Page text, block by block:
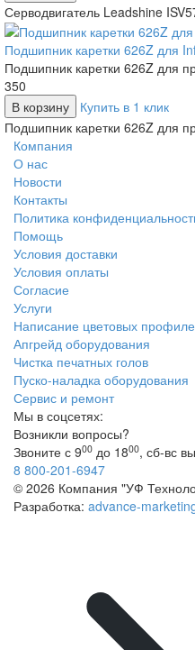
Серводвигатель Leadshine
Подшипник каретки 626Z для
Подшипник каретки 626Z для
350
В корзину
Купить в 1 клик
Подшипник каретки 626Z для
Компания
О нас
Новости
Контакты
Политика
Помощь
Условия доставки
Условия оплаты
Согласие
Услуги
Написание цветовых
Апгрейд оборудования
Чистка печатных голов
Пуско-наладка оборудования
Сервис и ремонт
Мы в соцсетях:
Возникли вопросы?
Звоните с 900 до 1800, сб-вс
8 800-201-6947
© 2026 Компания "УФ
Разработка: advance-